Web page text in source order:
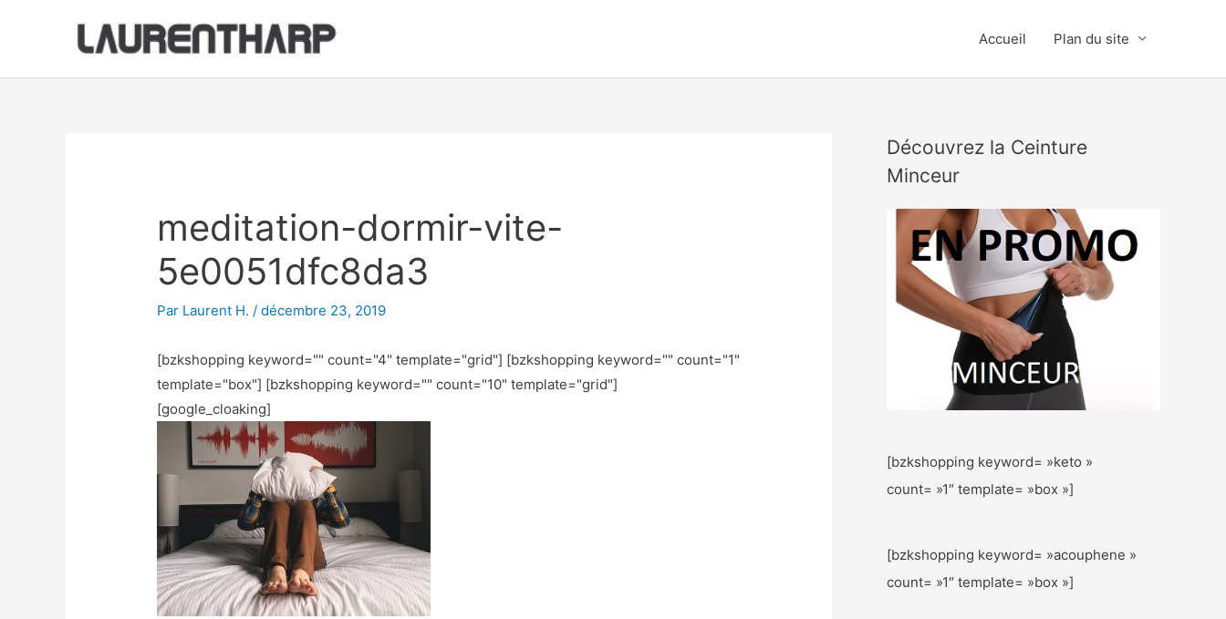
Accueil Plan du site
meditation-dormir-vite-
5e0051dfc8da3
Par Laurent H./décembre 23, 2019
[bzkshopping keyword="" count="4" template="grid"] [bzkshopping keyword="" count="1"
template="box"] [bzkshopping keyword="" count="10" template="grid"]
[google_cloaking]
Découvrez la Ceinture
Minceur
[bzkshopping keyword= »keto »
count= »1″ template= »box »]
[bzkshopping keyword= »acouphene »
count= »1″ template= »box »]